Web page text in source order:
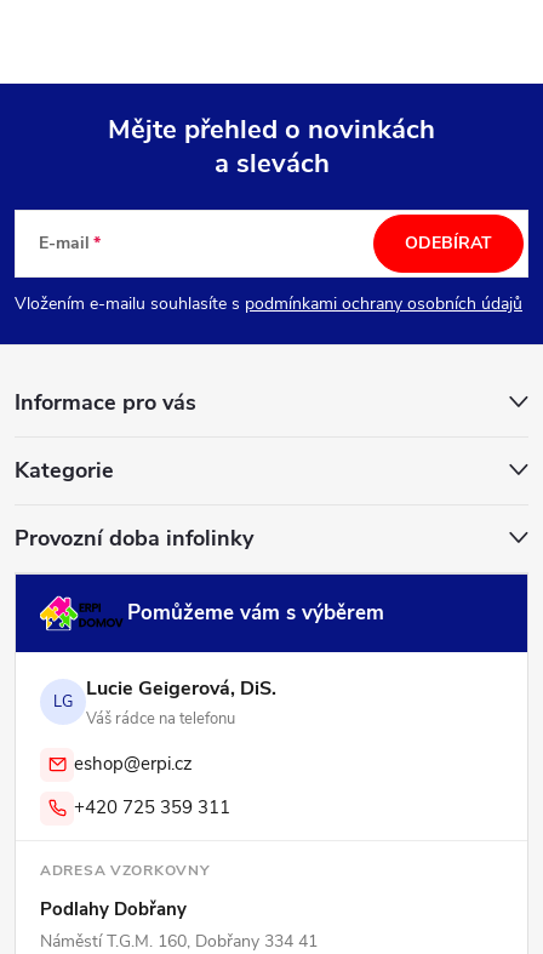
p
a
Mějte přehled o novinkách
a slevách
E-mail
Vložením e-mailu souhlasíte s podmínkami ochrany osobních údajů
ODEBÍRAT
Informace pro vás
Kategorie
Provozní doba infolinky
Pomůžeme vám s výběrem
LG Lucie Geigerová, DiS.
Váš rádce na telefonu
eshop@erpi.cz
+420 725 359 311
ADRESA VZORKOVNY
Podlahy Dobřany
Náměstí T.G.M. 160, Dobřany 334 41